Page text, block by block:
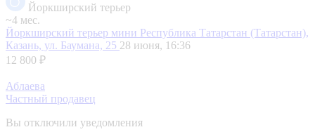
Йоркширский терьер
~4 мес.
Йоркширский терьер мини Республика Татарстан (Татарстан),
Казань, ул. Баумана, 25 28 июня, 16:36
12 800 ₽
Аблаева
Частный продавец
Вы отключили уведомления